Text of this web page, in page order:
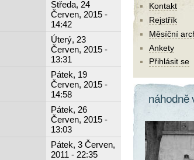
Středa, 24
Červen, 2015 -
14:42
Úterý, 23
Červen, 2015 -
13:31
Pátek, 19
Červen, 2015 -
14:58
Pátek, 26
Červen, 2015 -
13:03
Pátek, 3 Červen,
2011 - 22:35
Kontakt
Rejstřík
Měsíční
Ankety
Přihlásit se
náhodně